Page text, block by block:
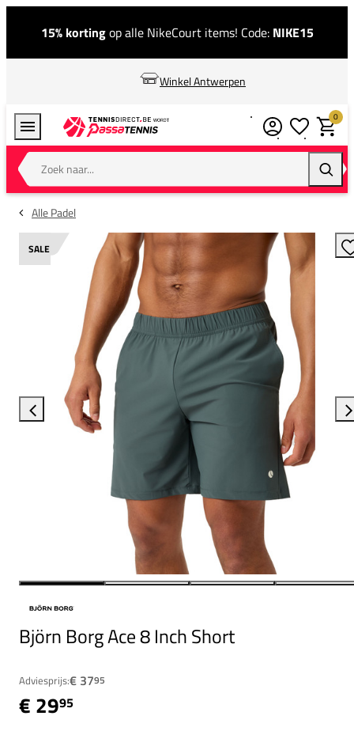
15% kortingop alle NikeCourt items! Code: NIKE15
Winkel Antwerpen
Zoek naar...
0
Alle Padel
SALE
Björn Borg Ace 8 Inch Short
Adviesprijs:€ 3795
€ 2995